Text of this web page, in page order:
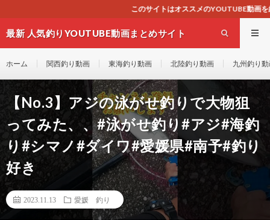
このサイトはオススメのYOUTUBE動画を紹介するのみのサイト
最新 人気釣りYOUTUBE動画まとめサイト
ホーム 関西釣り動画 東海釣り動画 北陸釣り動画 九州釣り
【No.3】アジの泳がせ釣りで大物狙
ってみた、、#泳がせ釣り#アジ#海釣
り#シマノ#ダイワ#愛媛県#南予#釣り
好き
2023.11.13 愛媛 釣り